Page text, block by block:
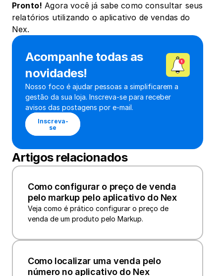
Pronto! Agora você já sabe como consultar seus
relatórios utilizando o aplicativo de vendas do
Nex.
Acompanhe todas as
novidades!
Nosso foco é ajudar pessoas a simplificarem a
gestão da sua loja. Inscreva-se para receber
avisos das postagens por e-mail.
Inscreva-
se
Artigos relacionados
Como configurar o preço de venda
pelo markup pelo aplicativo do Nex
Veja como é prático configurar o preço de
venda de um produto pelo Markup.
Como localizar uma venda pelo
número no aplicativo do Nex